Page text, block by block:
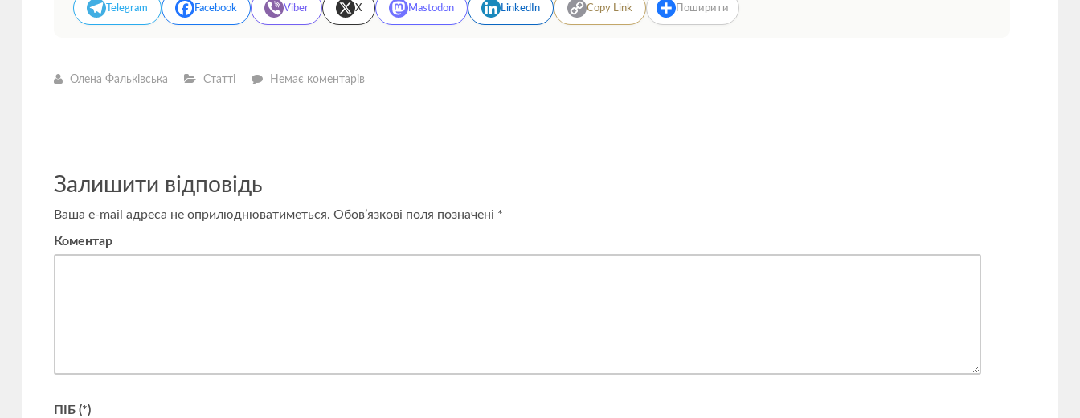
Telegram Facebook Viber X Mastodon LinkedIn Copy Link Поширити
Олена Фальківська Статті Немає коментарів—
Залишити відповідь
Ваша e-mail адреса не оприлюднюватиметься. Обов’язкові поля позначені *
Коментар
ПІБ (*)